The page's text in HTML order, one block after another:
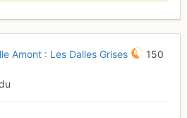
Amont : Les Dalles Grises
150